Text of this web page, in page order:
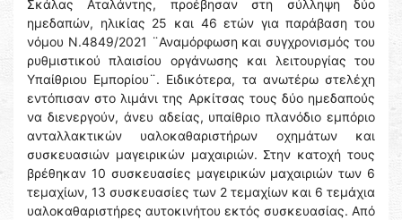
Σκάλας Αταλάντης, προέβησαν στη σύλληψη δύο
ημεδαπών, ηλικίας 25 και 46 ετών για παράβαση του
νόμου Ν.4849/2021 ¨Αναμόρφωση και συγχρονισμός του
ρυθμιστικού πλαισίου οργάνωσης και λειτουργίας του
Υπαίθριου Εμπορίου¨. Ειδικότερα, τα ανωτέρω στελέχη
εντόπισαν στο λιμάνι της Αρκίτσας τους δύο ημεδαπούς
να διενεργούν, άνευ αδείας, υπαίθριο πλανόδιο εμπόριο
ανταλλακτικών υαλοκαθαριστήρων οχημάτων και
συσκευασιών μαγειρικών μαχαιριών. Στην κατοχή τους
βρέθηκαν 10 συσκευασίες μαγειρικών μαχαιριών των 6
τεμαχίων, 13 συσκευασίες των 2 τεμαχίων και 6 τεμάχια
υαλοκαθαριστήρες αυτοκινήτου εκτός συσκευασίας. Από